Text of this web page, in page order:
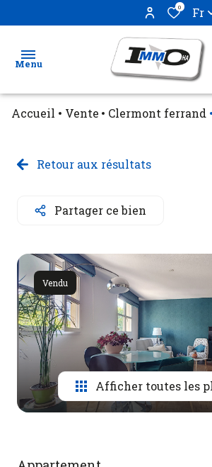
0 Fr
Menu
Locations
vendus
Estimation
Gestion
Contact
Accueil Vente Clermont ferrand
Retour aux résultats
Partager ce bien
Vendu
Afficher toutes les